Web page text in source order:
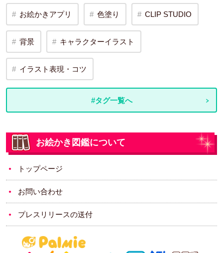
お絵かきアプリ 色塗り CLIP STUDIO
背景 キャラクターイラスト
イラスト表現・コツ
#タグ一覧へ
お絵かき図鑑について
トップページ
お問い合わせ
プレスリリースの送付